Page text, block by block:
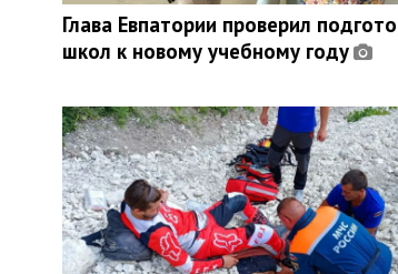
Глава Евпатории проверил
школ к новому учебному году